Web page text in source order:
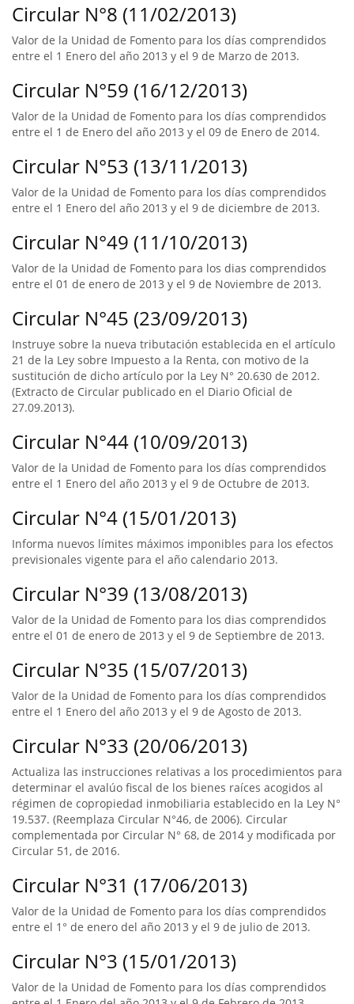
Circular N°8 (11/02/2013)
Valor de la Unidad de Fomento para los días comprendidos
entre el 1 Enero del año 2013 y el 9 de Marzo de 2013.
Circular N°59 (16/12/2013)
Valor de la Unidad de Fomento para los días comprendidos
entre el 1 de Enero del año 2013 y el 09 de Enero de 2014.
Circular N°53 (13/11/2013)
Valor de la Unidad de Fomento para los días comprendidos
entre el 1 Enero del año 2013 y el 9 de diciembre de 2013.
Circular N°49 (11/10/2013)
Valor de la Unidad de Fomento para los dias comprendidos
entre el 01 de enero de 2013 y el 9 de Noviembre de 2013.
Circular N°45 (23/09/2013)
Instruye sobre la nueva tributación establecida en el artículo
21 de la Ley sobre Impuesto a la Renta, con motivo de la
sustitución de dicho artículo por la Ley N° 20.630 de 2012.
(Extracto de Circular publicado en el Diario Oficial de
27.09.2013).
Circular N°44 (10/09/2013)
Valor de la Unidad de Fomento para los días comprendidos
entre el 1 Enero del año 2013 y el 9 de Octubre de 2013.
Circular N°4 (15/01/2013)
Informa nuevos límites máximos imponibles para los efectos
previsionales vigente para el año calendario 2013.
Circular N°39 (13/08/2013)
Valor de la Unidad de Fomento para los dias comprendidos
entre el 01 de enero de 2013 y el 9 de Septiembre de 2013.
Circular N°35 (15/07/2013)
Valor de la Unidad de Fomento para los días comprendidos
entre el 1 Enero del año 2013 y el 9 de Agosto de 2013.
Circular N°33 (20/06/2013)
Actualiza las instrucciones relativas a los procedimientos para
determinar el avalúo fiscal de los bienes raíces acogidos al
régimen de copropiedad inmobiliaria establecido en la Ley N°
19.537. (Reemplaza Circular N°46, de 2006). Circular
complementada por Circular N° 68, de 2014 y modificada por
Circular 51, de 2016.
Circular N°31 (17/06/2013)
Valor de la Unidad de Fomento para los días comprendidos
entre el 1° de enero del año 2013 y el 9 de julio de 2013.
Circular N°3 (15/01/2013)
Valor de la Unidad de Fomento para los días comprendidos